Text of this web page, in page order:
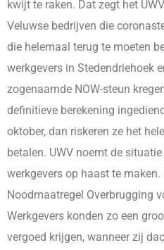
kwijt te raken. Dat zegt het
Veluwse bedrijven die
die helemaal terug te moeten
werkgevers in Stedendriehoek
zogenaamde NOW-steun
definitieve berekening
oktober, dan riskeren ze het
betalen. UWV noemt de
werkgevers op haast te
Noodmaatregel Overbrugging
Werkgevers konden zo een
vergoed krijgen, wanneer zij